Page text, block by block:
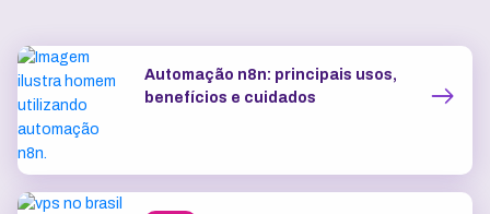
Automação n8n: principais usos,
benefícios e cuidados